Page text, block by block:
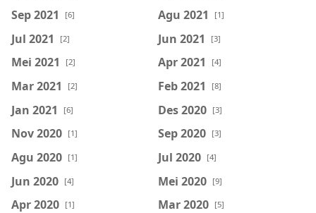
Sep 2021 [6] Agu 2021 [1]
Jul 2021 [2] Jun 2021 [3]
Mei 2021 [2] Apr 2021 [4]
Mar 2021 [2] Feb 2021 [8]
Jan 2021 [6] Des 2020 [3]
Nov 2020 [1] Sep 2020 [3]
Agu 2020 [1] Jul 2020 [4]
Jun 2020 [4] Mei 2020 [9]
Apr 2020 [1] Mar 2020 [5]